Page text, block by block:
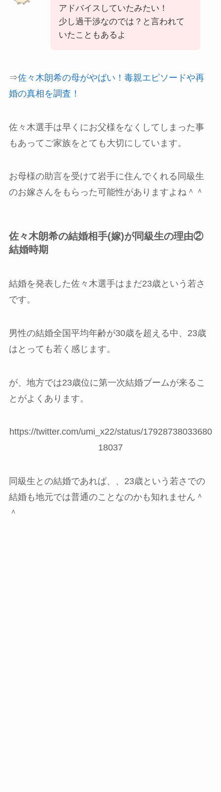
アドバイスしていたみたい！
少し過干渉なのでは？と言われて
いたこともあるよ
⇒佐々木朗希の母がやばい！毒親エピソードや再
婚の真相を調査！
佐々木選手は早くにお父様をなくしてしまった事
もあってご家族をとても大切にしています。
お母様の助言を受けて岩手に住んでくれる同級生
のお嫁さんをもらった可能性がありますよね＾＾
佐々木朗希の結婚相手(嫁)が同級生の理由②
結婚時期
結婚を発表した佐々木選手はまだ23歳という若さ
です。
男性の結婚全国平均年齢が30歳を超える中、23歳
はとっても若く感じます。
が、地方では23歳位に第一次結婚ブームが来るこ
とがよくあります。
https://twitter.com/umi_x22/status/17928738033680
18037
同級生との結婚であれば、、23歳という若さでの
結婚も地元では普通のことなのかも知れません＾
＾